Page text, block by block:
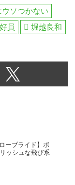
の目利きが作る
トの公式総合サ
こうWEB by ゴ
ソつかない
員
堀越良和
ーブライド】ボ
ッシュな飛び系